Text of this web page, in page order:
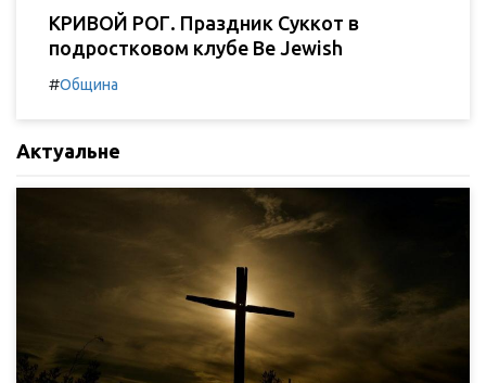
КРИВОЙ РОГ. Праздник Суккот в
подростковом клубе Be Jewish
#Община
Актуальне